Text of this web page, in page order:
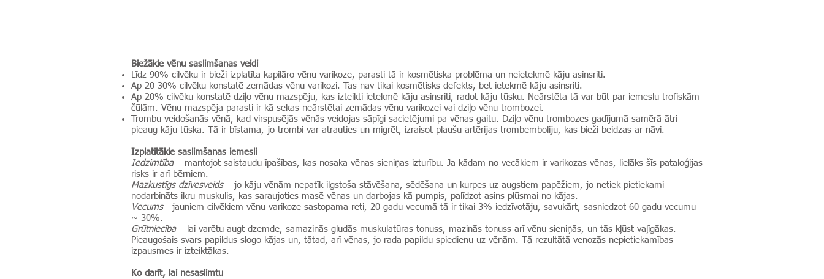
Biežākie vēnu saslimšanas veidi
Līdz 90% cilvēku ir bieži izplatīta kapilāro vēnu varikoze, parasti tā ir kosmētiska problēma un neietekmē kāju asinsriti.
Ap 20-30% cilvēku konstatē zemādas vēnu varikozi. Tas nav tikai kosmētisks defekts, bet ietekmē kāju asinsriti.
Ap 20% cilvēku konstatē dziļo vēnu mazspēju, kas izteikti ietekmē kāju asinsriti, radot kāju tūsku. Neārstēta tā var būt par iemeslu trofiskām
čūlām. Vēnu mazspēja parasti ir kā sekas neārstētai zemādas vēnu varikozei vai dziļo vēnu trombozei.
Trombu veidošanās vēnā, kad virspusējās vēnās veidojas sāpīgi sacietējumi pa vēnas gaitu. Dziļo vēnu trombozes gadījumā samērā ātri
pieaug kāju tūska. Tā ir bīstama, jo trombi var atrauties un migrēt, izraisot plaušu artērijas trombemboliju, kas bieži beidzas ar nāvi.
Izplatītākie saslimšanas iemesli
Iedzimtība– mantojot saistaudu īpašības, kas nosaka vēnas sieniņas izturību. Ja kādam no vecākiem ir varikozas vēnas, lielāks šīs pataloģijas
risks ir arī bērniem.
Mazkustīgs dzīvesveids– jo kāju vēnām nepatīk ilgstoša stāvēšana, sēdēšana un kurpes uz augstiem papēžiem, jo netiek pietiekami
nodarbināts ikru muskulis, kas saraujoties masē vēnas un darbojas kā pumpis, palīdzot asins plūsmai no kājas.
Vecums- jauniem cilvēkiem vēnu varikoze sastopama reti, 20 gadu vecumā tā ir tikai 3% iedzīvotāju, savukārt, sasniedzot 60 gadu vecumu
~ 30%.
Grūtniecība– lai varētu augt dzemde, samazinās gludās muskulatūras tonuss, mazinās tonuss arī vēnu sieniņās, un tās kļūst vaļīgākas.
Pieaugošais svars papildus slogo kājas un, tātad, arī vēnas, jo rada papildu spiedienu uz vēnām. Tā rezultātā venozās nepietiekamības
izpausmes ir izteiktākas.
Ko darīt, lai nesaslimtu